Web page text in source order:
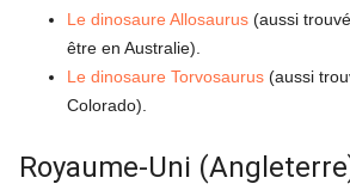
Le dinosaure Allosaurus (aussi
être en Australie).
Le dinosaure Torvosaurus (aussi
Colorado).
Royaume-Uni